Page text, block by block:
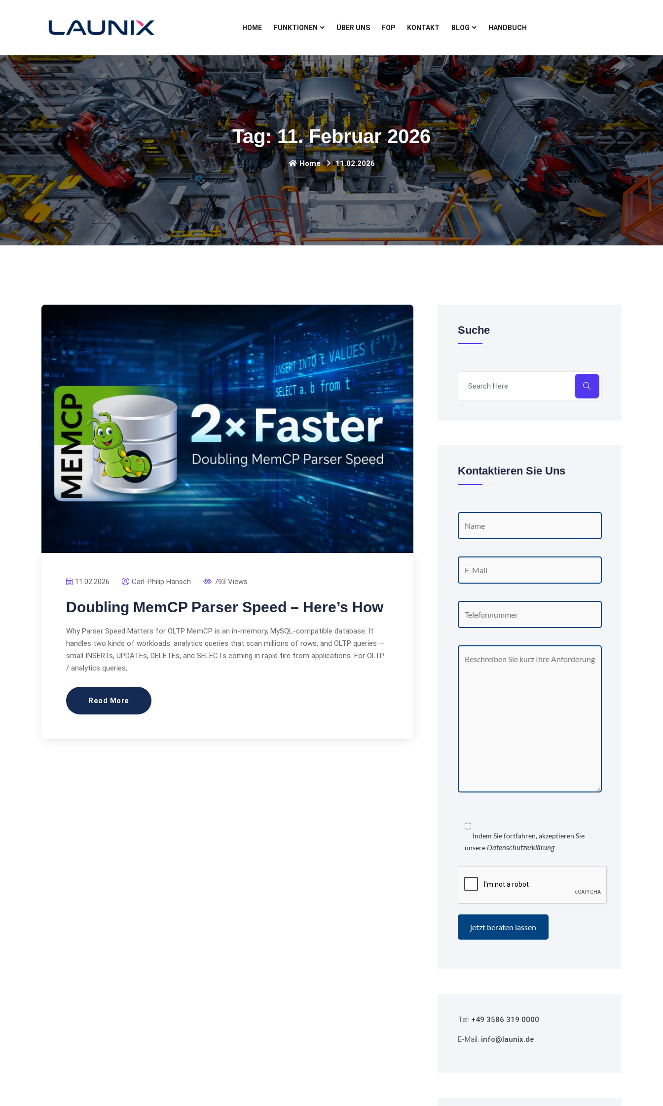
HOME FUNKTIONEN ÜBER UNS FOP KONTAKT BLOG HANDBUCH
Tag:11. Februar 2026
Home 11.02.2026
11.02.2026 Carl-Philip Hänsch 793 Views
Doubling MemCP Parser Speed – Here’s How
Why Parser Speed Matters for OLTP MemCP is an in-memory, MySQL-compatible database. It
handles two kinds of workloads: analytics queries that scan millions of rows, and OLTP queries —
small INSERTs, UPDATEs, DELETEs, and SELECTs coming in rapid fire from applications. For OLTP
/ analytics queries,
Read More
Suche
Kontaktieren Sie Uns
Indem Sie fortfahren, akzeptieren Sie
unsere Datenschutzerklärung
Tel: +49 3586 319 0000
E-Mail: info@launix.de